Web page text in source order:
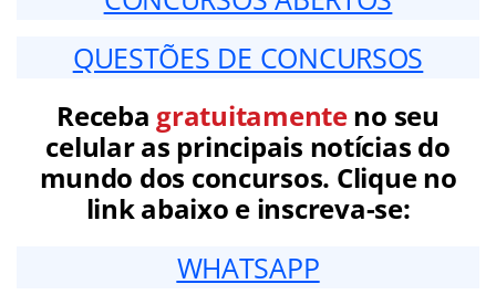
QUESTÕES DE CONCURSOS
Receba gratuitamenteno seu
celular as principais notícias do
mundo dos concursos. Clique no
link abaixo e inscreva-se:
WHATSAPP